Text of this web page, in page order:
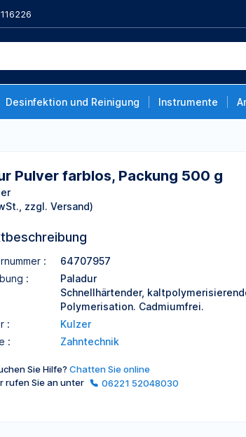
Desinfektion und Reinigung Instrumente
Pulver farblos, Packung 500 g
zzgl. Versand)
:
64707957
:
Paladur
Schnellhärtender,
Polymerisation. Cadmiumfrei.
:
Kulzer
:
Zahntechnik
Sie Hilfe? Chatten Sie online
rufen Sie an unter
06221 52048030